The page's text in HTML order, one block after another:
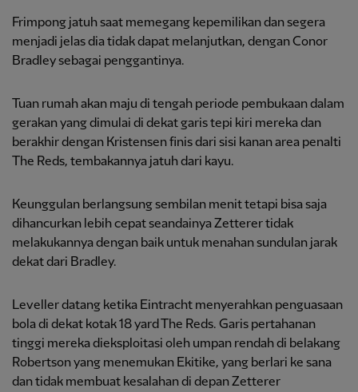
Frimpong jatuh saat memegang kepemilikan dan segera
menjadi jelas dia tidak dapat melanjutkan, dengan Conor
Bradley sebagai penggantinya.
Tuan rumah akan maju di tengah periode pembukaan dalam
gerakan yang dimulai di dekat garis tepi kiri mereka dan
berakhir dengan Kristensen finis dari sisi kanan area penalti
The Reds, tembakannya jatuh dari kayu.
Keunggulan berlangsung sembilan menit tetapi bisa saja
dihancurkan lebih cepat seandainya Zetterer tidak
melakukannya dengan baik untuk menahan sundulan jarak
dekat dari Bradley.
Leveller datang ketika Eintracht menyerahkan penguasaan
bola di dekat kotak 18 yard The Reds. Garis pertahanan
tinggi mereka dieksploitasi oleh umpan rendah di belakang
Robertson yang menemukan Ekitike, yang berlari ke sana
dan tidak membuat kesalahan di depan Zetterer